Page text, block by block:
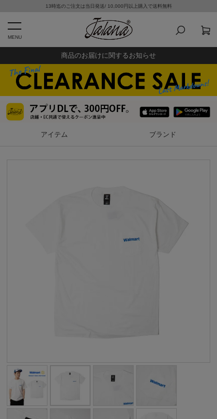
13時迄のご注文は当日発送/ 10,000円以上購入で送料無料
MENU
商品のお届けに関するお知らせ
アイテム ブランド